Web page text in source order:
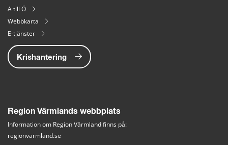
A till Ö
Webbkarta
E-tjänster
Krishantering
Region Värmlands webbplats
Information om Region Värmland finns på:
regionvarmland.se